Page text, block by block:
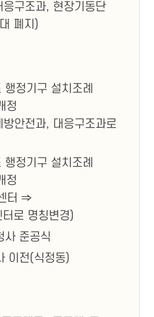
구조과, 현장기동단
폐지)
정기구 설치조례
정
안전과, 대응구조과로
정기구 설치조례
정
터 ⇒
로 명칭변경)
사 준공식
이전(식정동)